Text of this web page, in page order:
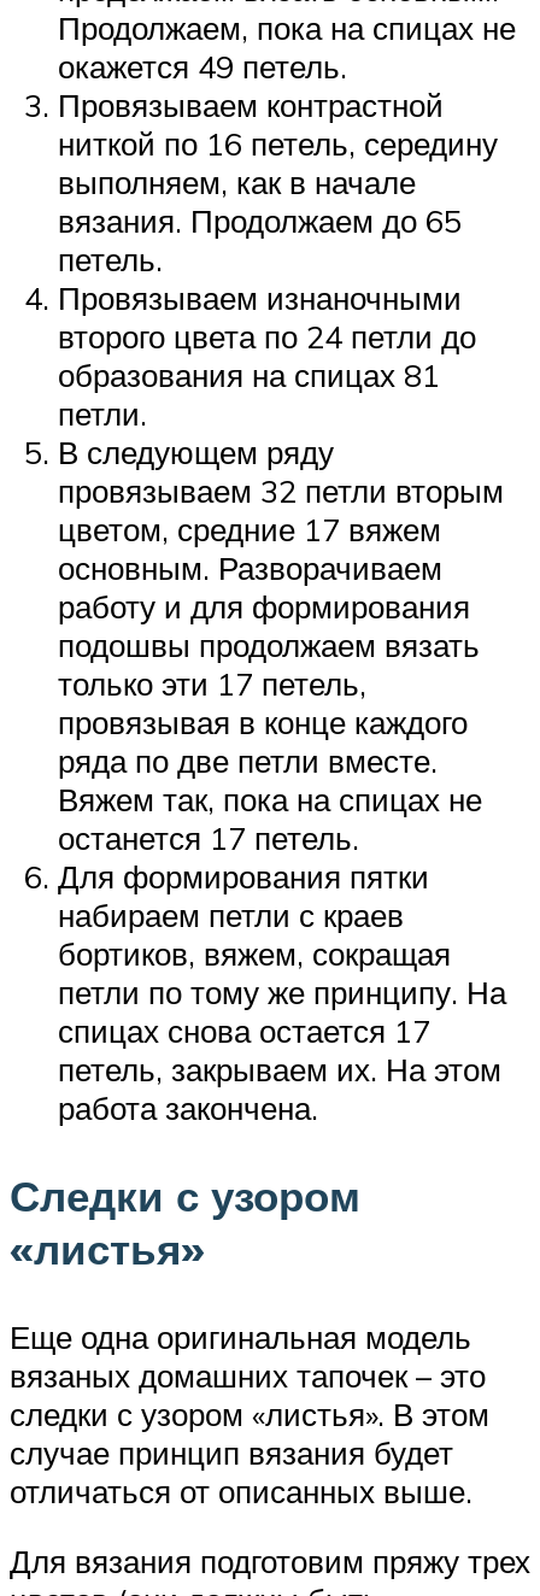
Продолжаем, пока на спицах не
окажется 49 петель.
Провязываем контрастной
ниткой по 16 петель, середину
выполняем, как в начале
вязания. Продолжаем до 65
петель.
Провязываем изнаночными
второго цвета по 24 петли до
образования на спицах 81
петли.
В следующем ряду
провязываем 32 петли вторым
цветом, средние 17 вяжем
основным. Разворачиваем
работу и для формирования
подошвы продолжаем вязать
только эти 17 петель,
провязывая в конце каждого
ряда по две петли вместе.
Вяжем так, пока на спицах не
останется 17 петель.
Для формирования пятки
набираем петли с краев
бортиков, вяжем, сокращая
петли по тому же принципу. На
спицах снова остается 17
петель, закрываем их. На этом
работа закончена.
Следки с узором
«листья»
Еще одна оригинальная модель
вязаных домашних тапочек – это
следки с узором «листья». В этом
случае принцип вязания будет
отличаться от описанных выше.
Для вязания подготовим пряжу трех